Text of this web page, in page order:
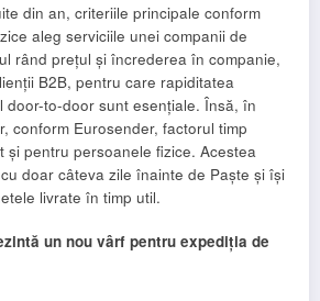
din an, criteriile principale conform
aleg serviciile unei companii de
rând prețul și încrederea în companie,
B2B, pentru care rapiditatea
door-to-door sunt esențiale. Însă, în
conform Eurosender, factorul timp
și pentru persoanele fizice. Acestea
doar câteva zile înainte de Paște și își
livrate în timp util.
un nou vârf pentru expediția de